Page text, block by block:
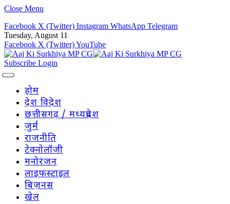
Close Menu
Facebook X (Twitter) Instagram WhatsApp Telegram
Tuesday, August 11
Facebook X (Twitter)YouTube
Subscribe Login
होम
देश विदेश
छत्तीसगढ़ / मध्यप्रदेश
जुर्म
राजनीति
टेक्नोलॉजी
मनोरंजन
लाइफस्टाइल
बिज़नस
खेल